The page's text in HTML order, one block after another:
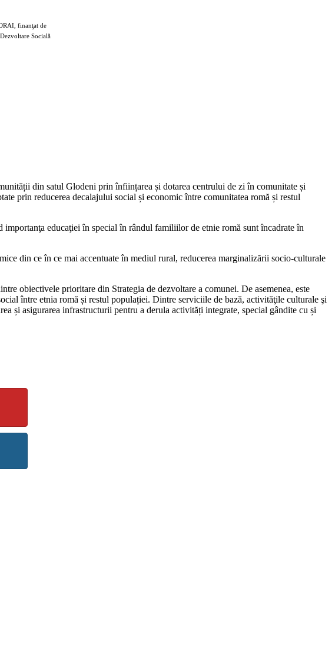
finanţat de
Socială
din satul Glodeni prin înființarea și dotarea centrului de zi în comunitate și
prin reducerea decalajului social și economic între comunitatea romă și restul
educaţiei în special în rândul familiilor de etnie romă sunt încadrate în
din ce în ce mai accentuate în mediul rural, reducerea marginalizării socio-culturale
obiectivele prioritare din Strategia de dezvoltare a comunei. De asemenea, este
între etnia romă și restul populației. Dintre serviciile de bază, activităţile culturale şi
și asigurarea infrastructurii pentru a derula activități integrate, special gândite cu și